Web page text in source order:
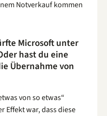
Notverkauf kommen
Microsoft unter
hast du eine
Übernahme von
von so etwas“
Effekt war, dass diese